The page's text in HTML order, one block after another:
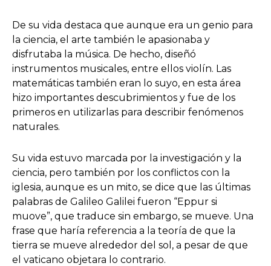
De su vida destaca que aunque era un genio para
la ciencia, el arte también le apasionaba y
disfrutaba la música. De hecho, diseñó
instrumentos musicales, entre ellos violín. Las
matemáticas también eran lo suyo, en esta área
hizo importantes descubrimientos y fue de los
primeros en utilizarlas para describir fenómenos
naturales.
Su vida estuvo marcada por la investigación y la
ciencia, pero también por los conflictos con la
iglesia, aunque es un mito, se dice que las últimas
palabras de Galileo Galilei fueron “Eppur si
muove”, que traduce sin embargo, se mueve. Una
frase que haría referencia a la teoría de que la
tierra se mueve alrededor del sol, a pesar de que
el vaticano objetara lo contrario.